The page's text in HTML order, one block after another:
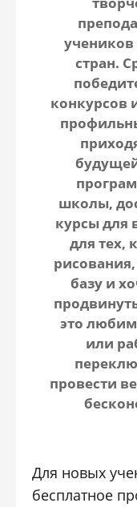
учеников
стран.
конкурсов
школы,
курсы для
для тех,
рисования,
базу и
это
или
провести
Для новых
бесплатное